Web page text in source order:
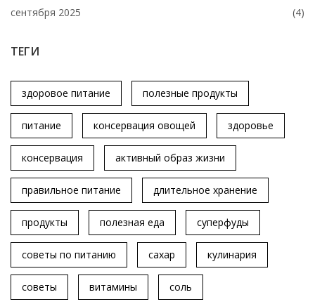
сентября 2025 (4)
ТЕГИ
здоровое питание полезные продукты
питание консервация овощей здоровье
консервация активный образ жизни
правильное питание длительное хранение
продукты полезная еда суперфуды
советы по питанию сахар кулинария
советы витамины соль